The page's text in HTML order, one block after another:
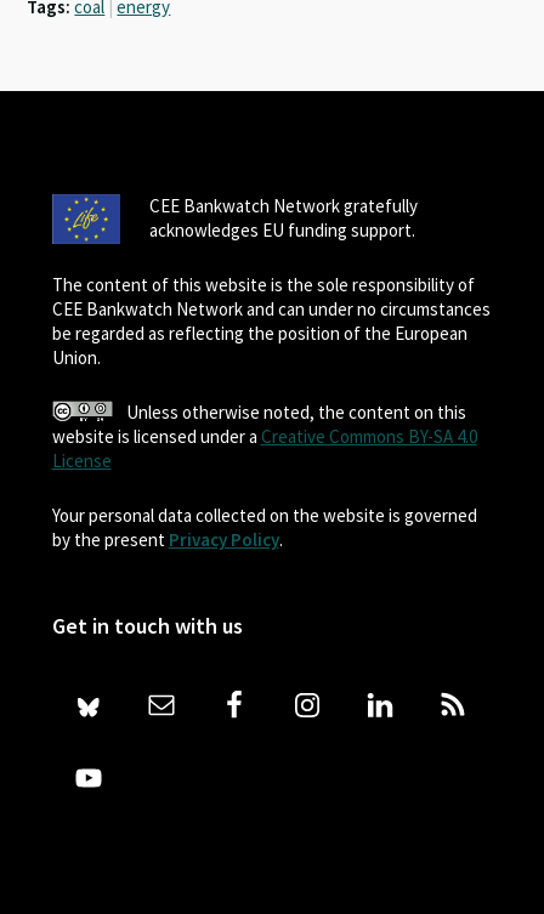
Tags: coal energy
CEE Bankwatch Network gratefully
acknowledges EU funding support.
The content of this website is the sole responsibility of
CEE Bankwatch Network and can under no circumstances
be regarded as reflecting the position of the European
Union.
Unless otherwise noted, the content on this
website is licensed under a Creative Commons BY-SA 4.0
License
Your personal data collected on the website is governed
by the present Privacy Policy.
Get in touch with us